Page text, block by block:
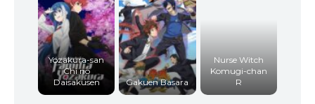
Yozakura-san
Chi no
Daisakusen
Gakuen Basara
Nurse Witch
Komugi-chan
R